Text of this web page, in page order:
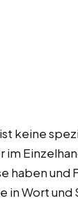
keine
im
haben und
in Wort